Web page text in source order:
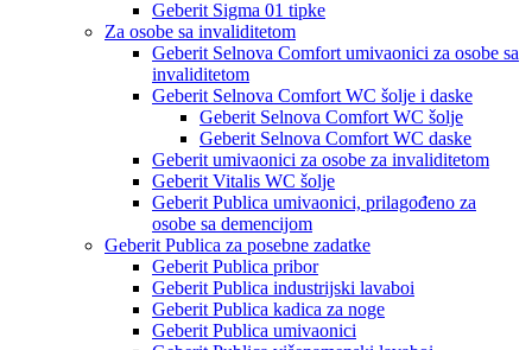
Geberit Sigma 01 tipke
Za osobe sa invaliditetom
Geberit Selnova Comfort umivaonici za osobe sa
invaliditetom
Geberit Selnova Comfort WC šolje i daske
Geberit Selnova Comfort WC šolje
Geberit Selnova Comfort WC daske
Geberit umivaonici za osobe za invaliditetom
Geberit Vitalis WC šolje
Geberit Publica umivaonici, prilagođeno za
osobe sa demencijom
Geberit Publica za posebne zadatke
Geberit Publica pribor
Geberit Publica industrijski lavaboi
Geberit Publica kadica za noge
Geberit Publica umivaonici